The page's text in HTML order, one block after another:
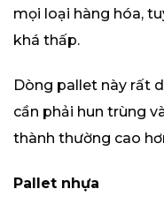
mọi loại hàng hóa,
khá thấp.
Dòng pallet này rất
cần phải hun trùng
thành thường cao
Pallet nhựa